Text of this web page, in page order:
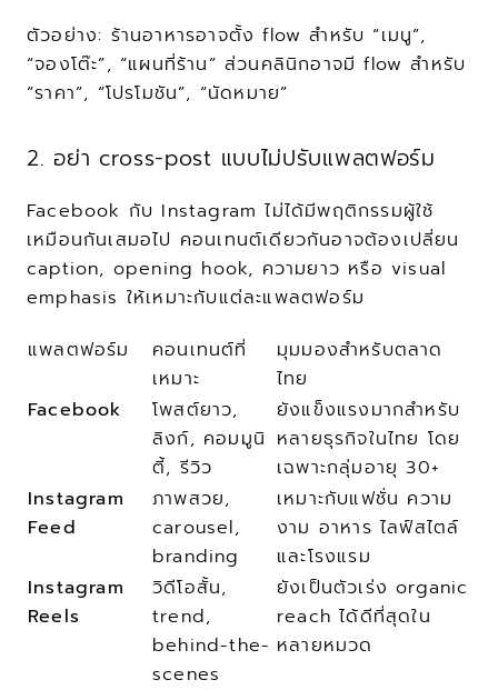
ตัวอย่าง: ร้านอาหารอาจตั้ง flow สำหรับ “เมนู”,
“จองโต๊ะ”, “แผนที่ร้าน” ส่วนคลินิกอาจมี flow สำหรับ
“ราคา”, “โปรโมชัน”, “นัดหมาย”
2. อย่า cross-post แบบไม่ปรับแพลตฟอร์ม
Facebook กับ Instagram ไม่ได้มีพฤติกรรมผู้ใช้
เหมือนกันเสมอไป คอนเทนต์เดียวกันอาจต้องเปลี่ยน
caption, opening hook, ความยาว หรือ visual
emphasis ให้เหมาะกับแต่ละแพลตฟอร์ม
แพลตฟอร์ม
คอนเทนต์ที่
เหมาะ
มุมมองสำหรับตลาด
ไทย
Facebook
โพสต์ยาว,
ลิงก์, คอมมูนิ
ตี้, รีวิว
ยังแข็งแรงมากสำหรับ
หลายธุรกิจในไทย โดย
เฉพาะกลุ่มอายุ 30+
Instagram
Feed
ภาพสวย,
carousel,
branding
เหมาะกับแฟชั่น ความ
งาม อาหาร ไลฟ์สไตล์
และโรงแรม
Instagram
Reels
วิดีโอสั้น,
trend,
behind-the-
scenes
ยังเป็นตัวเร่ง organic
reach ได้ดีที่สุดใน
หลายหมวด